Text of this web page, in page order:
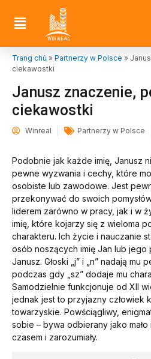
Trang chủ » Partnerzy w Polsce »
ciekawostki
Janusz znaczenie,
ciekawostki
Winreal Partnerzy w Polsce
Podobnie jak każde imię, Janusz
pewne wyzwania i cechy, które
osobiste lub zawodowe. Jest
przekonywać do swoich
liderem zarówno w pracy, jak i w
imię, które kojarzy się z wieloma
charakteru. Ich życie i nauczanie
osób noszących imię Jan lub jego
Janusz. Głoski „j” i „n” nadają mu
podczas gdy „sz” dodaje mu
Samodzielnie funkcjonuje od XII
jednak jest to przyjazny człowiek
towarzyskie. Powściągliwy,
sobie – bywa odbierany jako
czasem i zarozumiały.